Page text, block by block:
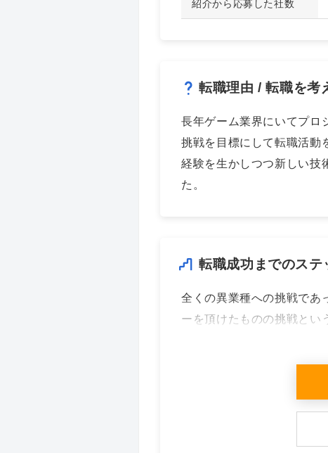
紹介から応募した社数
転職理由 / 転職を考
長年ゲーム業界にいてプロ
挑戦を目標にして転職活動
経験を生かしつつ新しい技
た。
転職成功までのステ
全くの異業種への挑戦であ
ーを頂けたものの挑戦と